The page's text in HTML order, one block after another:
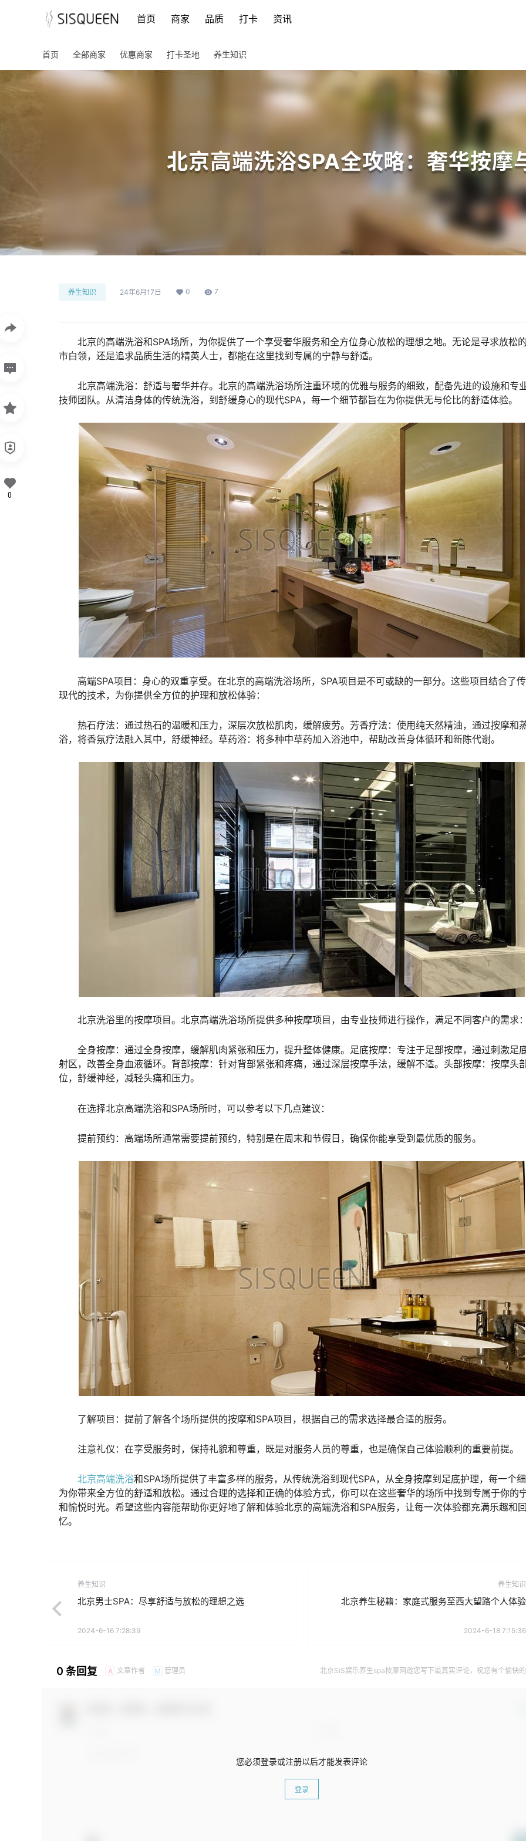
首页 商家 品质 打卡 资讯
首页 全部商家 优惠商家 打卡圣地 养生知识
北京高端洗浴SPA全攻略：奢华按摩
养生知识 24年6月17日 0 7
北京的高端洗浴和SPA场所，为你提供了一个享受奢华服务和全方位身心放松的理想之地。无论是寻求放松
市白领，还是追求品质生活的精英人士，都能在这里找到专属的宁静与舒适。
北京高端洗浴：舒适与奢华并存。北京的高端洗浴场所注重环境的优雅与服务的细致，配备先进的设施和专
技师团队。从清洁身体的传统洗浴，到舒缓身心的现代SPA，每一个细节都旨在为你提供无与伦比的舒适体验。
高端SPA项目：身心的双重享受。在北京的高端洗浴场所，SPA项目是不可或缺的一部分。这些项目结合了
现代的技术，为你提供全方位的护理和放松体验：
热石疗法：通过热石的温暖和压力，深层次放松肌肉，缓解疲劳。芳香疗法：使用纯天然精油，通过按摩和
浴，将香氛疗法融入其中，舒缓神经。草药浴：将多种中草药加入浴池中，帮助改善身体循环和新陈代谢。
北京洗浴里的按摩项目。北京高端洗浴场所提供多种按摩项目，由专业技师进行操作，满足不同客户的需求
全身按摩：通过全身按摩，缓解肌肉紧张和压力，提升整体健康。足底按摩：专注于足部按摩，通过刺激足
射区，改善全身血液循环。背部按摩：针对背部紧张和疼痛，通过深层按摩手法，缓解不适。头部按摩：按摩头
位，舒缓神经，减轻头痛和压力。
在选择北京高端洗浴和SPA场所时，可以参考以下几点建议：
提前预约：高端场所通常需要提前预约，特别是在周末和节假日，确保你能享受到最优质的服务。
了解项目：提前了解各个场所提供的按摩和SPA项目，根据自己的需求选择最合适的服务。
注意礼仪：在享受服务时，保持礼貌和尊重，既是对服务人员的尊重，也是确保自己体验顺利的重要前提。
北京高端洗浴和SPA场所提供了丰富多样的服务，从传统洗浴到现代SPA，从全身按摩到足底护理，每一个
为你带来全方位的舒适和放松。通过合理的选择和正确的体验方式，你可以在这些奢华的场所中找到专属于你的
和愉悦时光。希望这些内容能帮助你更好地了解和体验北京的高端洗浴和SPA服务，让每一次体验都充满乐趣和
忆。
0
养生知识
北京男士SPA：尽享舒适与放松的理想之选
2024-6-16 7:28:39
养生知识
北京养生秘籍：家庭式服务至西大望路个人体验
2024-6-18 7:15:36
0 条回复 A 文章作者 M 管理员 北京SiS娱乐养生spa按摩网邀您写下最真实评论，祝您有个愉快
您必须登录或注册以后才能发表评论
登录